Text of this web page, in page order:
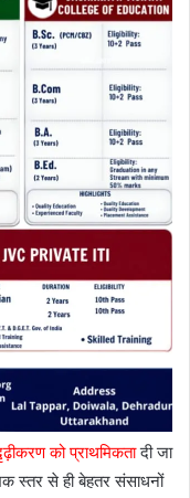
को प्राथमिकतादी जा
स्तर से ही बेहतर संसाधनों